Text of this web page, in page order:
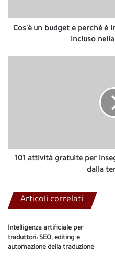
dovrebbe
essere
Cos'è un budget e perché è
incluso
bambini
età
101 attività gratuite per
dalla
Articoli correlati
Intelligenza artificiale per
traduttori: SEO, editing e
automazione della traduzione